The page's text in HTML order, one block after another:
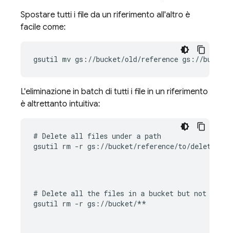
Spostare tutti i file da un riferimento all'altro è
facile come:
gsutil mv gs://bucket/old/reference gs://bucket/
L'eliminazione in batch di tutti i file in un riferimento
è altrettanto intuitiva:
# Delete all files under a path
gsutil rm -r gs://bucket/reference/to/delete
# Delete all the files in a bucket but not the
gsutil rm -r gs://bucket/**